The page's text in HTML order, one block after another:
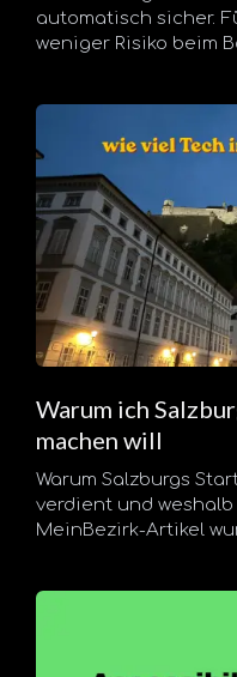
automatisch sicher.
weniger Risiko beim
Warum ich
machen will
Warum Salzburgs
verdient und
MeinBezirk-Artikel